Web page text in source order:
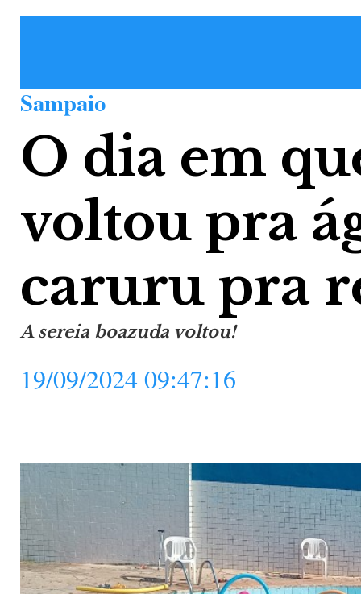
Sampaio
O dia em
voltou pra
caruru pra
A sereia boazuda voltou!
19/09/2024 09:47:16